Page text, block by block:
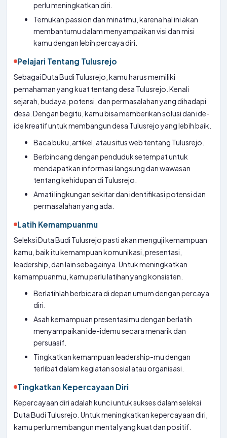
perlu meningkatkan diri.
Temukan passion dan minatmu, karena hal ini akan
membantumu dalam menyampaikan visi dan misi
kamu dengan lebih percaya diri.
Pelajari Tentang Tulusrejo
Sebagai Duta Budi Tulusrejo, kamu harus memiliki
pemahaman yang kuat tentang desa Tulusrejo. Kenali
sejarah, budaya, potensi, dan permasalahan yang dihadapi
desa. Dengan begitu, kamu bisa memberikan solusi dan ide-
ide kreatif untuk membangun desa Tulusrejo yang lebih baik.
Baca buku, artikel, atau situs web tentang Tulusrejo.
Berbincang dengan penduduk setempat untuk
mendapatkan informasi langsung dan wawasan
tentang kehidupan di Tulusrejo.
Amati lingkungan sekitar dan identifikasi potensi dan
permasalahan yang ada.
Latih Kemampuanmu
Seleksi Duta Budi Tulusrejo pasti akan menguji kemampuan
kamu, baik itu kemampuan komunikasi, presentasi,
leadership, dan lain sebagainya. Untuk meningkatkan
kemampuanmu, kamu perlu latihan yang konsisten.
Berlatihlah berbicara di depan umum dengan percaya
diri.
Asah kemampuan presentasimu dengan berlatih
menyampaikan ide-idemu secara menarik dan
persuasif.
Tingkatkan kemampuan leadership-mu dengan
terlibat dalam kegiatan sosial atau organisasi.
Tingkatkan Kepercayaan Diri
Kepercayaan diri adalah kunci untuk sukses dalam seleksi
Duta Budi Tulusrejo. Untuk meningkatkan kepercayaan diri,
kamu perlu membangun mental yang kuat dan positif.